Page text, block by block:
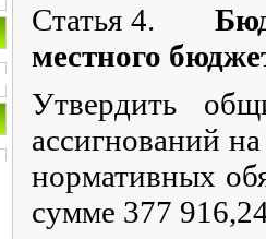
Статья 4.
местного
Утвердить
ассигнований
нормативных
сумме 377